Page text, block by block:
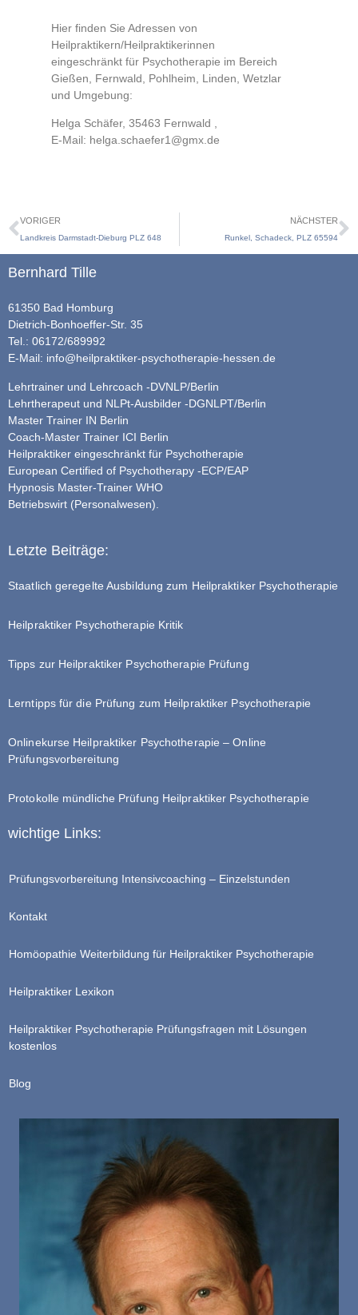
Hier finden Sie Adressen von
Heilpraktikern/Heilpraktikerinnen
eingeschränkt für Psychotherapie im Bereich
Gießen, Fernwald, Pohlheim, Linden, Wetzlar
und Umgebung:
Helga Schäfer, 35463 Fernwald ,
E-Mail: helga.schaefer1@gmx.de
VORIGER
Landkreis Darmstadt-Dieburg PLZ 648
NÄCHSTER
Runkel, Schadeck, PLZ 65594
Bernhard Tille
61350 Bad Homburg
Dietrich-Bonhoeffer-Str. 35
Tel.: 06172/689992
E-Mail: info@heilpraktiker-psychotherapie-hessen.de
Lehrtrainer und Lehrcoach -DVNLP/Berlin
Lehrtherapeut und NLPt-Ausbilder -DGNLPT/Berlin
Master Trainer IN Berlin
Coach-Master Trainer ICI Berlin
Heilpraktiker eingeschränkt für Psychotherapie
European Certified of Psychotherapy -ECP/EAP
Hypnosis Master-Trainer WHO
Betriebswirt (Personalwesen).
Letzte Beiträge:
Staatlich geregelte Ausbildung zum Heilpraktiker Psychotherapie
Heilpraktiker Psychotherapie Kritik
Tipps zur Heilpraktiker Psychotherapie Prüfung
Lerntipps für die Prüfung zum Heilpraktiker Psychotherapie
Onlinekurse Heilpraktiker Psychotherapie – Online
Prüfungsvorbereitung
Protokolle mündliche Prüfung Heilpraktiker Psychotherapie
wichtige Links:
Prüfungsvorbereitung Intensivcoaching – Einzelstunden
Kontakt
Homöopathie Weiterbildung für Heilpraktiker Psychotherapie
Heilpraktiker Lexikon
Heilpraktiker Psychotherapie Prüfungsfragen mit Lösungen
kostenlos
Blog